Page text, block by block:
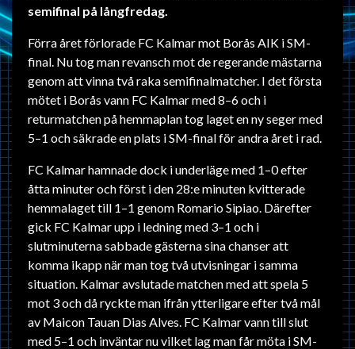
semifinal på långfredag.
Förra året förlorade FC Kalmar mot Borås AIK i SM-
final. Nu tog man revansch mot de regerande mästarna
genom att vinna två raka semifinalmatcher. I det första
mötet i Borås vann FC Kalmar med 8–6 och i
returmatchen på hemmaplan tog laget en ny seger med
5–1 och säkrade en plats i SM-final för andra året i rad.
FC Kalmar hamnade dock i underläge med 1–0 efter
åtta minuter och först i den 28:e minuten kvitterade
hemmalaget till 1–1 genom Romario Sipiao. Därefter
gick FC Kalmar upp i ledning med 3–1 och i
slutminuterna sabbade gästerna sina chanser att
komma ikapp när man tog två utvisningar i samma
situation. Kalmar avslutade matchen med att spela 5
mot 3 och då ryckte man ifrån ytterligare efter två mål
av Maicon Tauan Dias Alves. FC Kalmar vann till slut
med 5–1 och inväntar nu vilket lag man får möta i SM-